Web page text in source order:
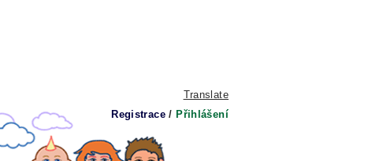
Translate
Registrace / Přihlášení